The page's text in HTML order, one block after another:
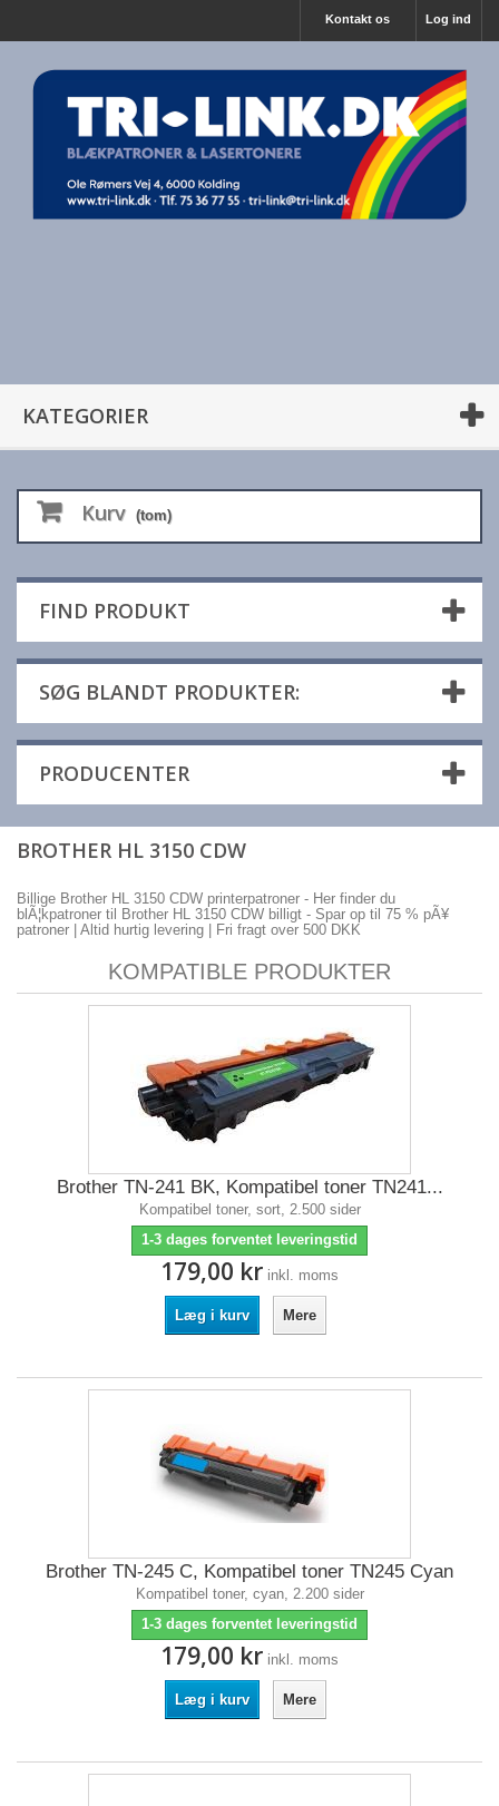
Log ind
Kontakt os
KATEGORIER
Kurv (tom)
FIND PRODUKT
SØG BLANDT PRODUKTER:
PRODUCENTER
BROTHER HL 3150 CDW
Billige Brother HL 3150 CDW printerpatroner - Her finder du
blÃ¦kpatroner til Brother HL 3150 CDW billigt - Spar op til 75 % pÃ¥
patroner | Altid hurtig levering | Fri fragt over 500 DKK
KOMPATIBLE PRODUKTER
Brother TN-241 BK, Kompatibel toner TN241...
Kompatibel toner, sort, 2.500 sider
1-3 dages forventet leveringstid
179,00 kr inkl. moms
Læg i kurv Mere
Brother TN-245 C, Kompatibel toner TN245 Cyan
Kompatibel toner, cyan, 2.200 sider
1-3 dages forventet leveringstid
179,00 kr inkl. moms
Læg i kurv Mere